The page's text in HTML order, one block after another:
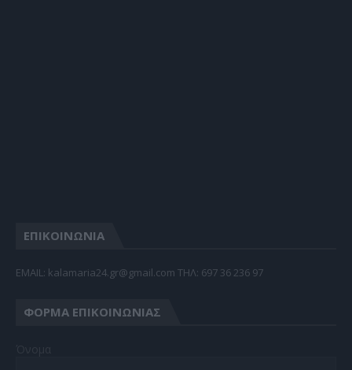
ΕΠΙΚΟΙΝΩΝΙΑ
EMAIL: kalamaria24.gr@gmail.com TΗΛ: 697 36 236 97
ΦΌΡΜΑ ΕΠΙΚΟΙΝΩΝΊΑΣ